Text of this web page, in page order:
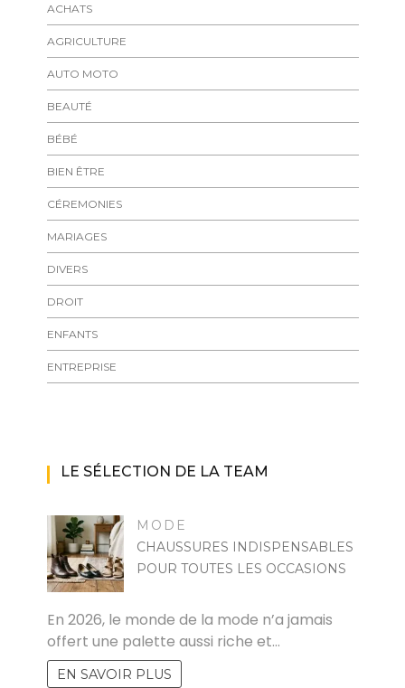
ACHATS
AGRICULTURE
AUTO MOTO
BEAUTÉ
BÉBÉ
BIEN ÊTRE
CÉREMONIES
MARIAGES
DIVERS
DROIT
ENFANTS
ENTREPRISE
LE SÉLECTION DE LA TEAM
MODE
CHAUSSURES INDISPENSABLES
POUR TOUTES LES OCCASIONS
En 2026, le monde de la mode n’a jamais
offert une palette aussi riche et…
EN SAVOIR PLUS